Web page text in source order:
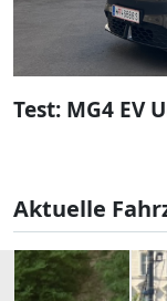
Test: MG4 EV
Aktuelle